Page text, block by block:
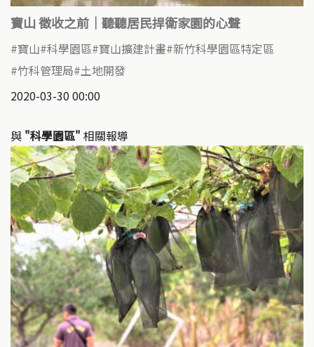
寶山 徵收之前｜聽聽居民捍衛家園的心聲
寶山 科學園區 寶山擴建計畫 新竹科學園區特定區
竹科管理局 土地開發
2020-03-30 00:00
與 "科學園區" 相關報導